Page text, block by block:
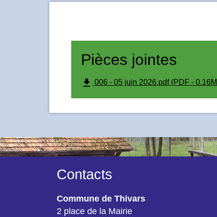
Pièces jointes
file_download 006 - 05 juin 2026.pdf (PDF -
Contacts
Commune de Thivars
2 place de la Mairie